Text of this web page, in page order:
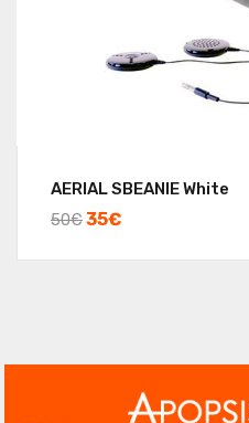
AERIAL SBEANIE White
50€35€